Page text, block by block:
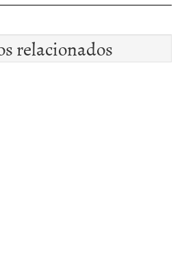
relacionados